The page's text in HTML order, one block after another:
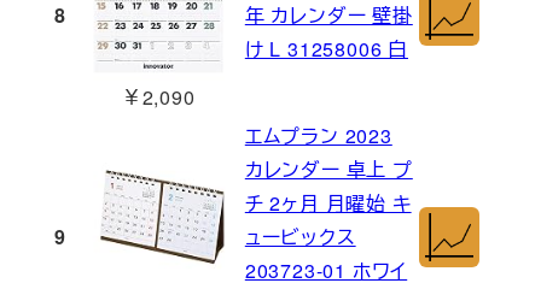
8
￥2,090
年 カレンダー 壁掛
け L 31258006 白
9
エムプラン 2023
カレンダー 卓上 プ
チ 2ヶ月 月曜始 キ
ュービックス
203723-01 ホワイ